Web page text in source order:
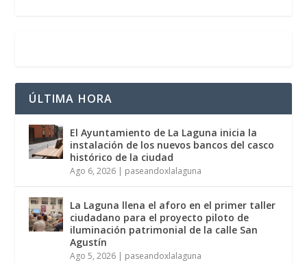
ÚLTIMA HORA
El Ayuntamiento de La Laguna inicia la
instalación de los nuevos bancos del casco
histórico de la ciudad
Ago 6, 2026 | paseandoxlalaguna
La Laguna llena el aforo en el primer taller
ciudadano para el proyecto piloto de
iluminación patrimonial de la calle San
Agustín
Ago 5, 2026 | paseandoxlalaguna